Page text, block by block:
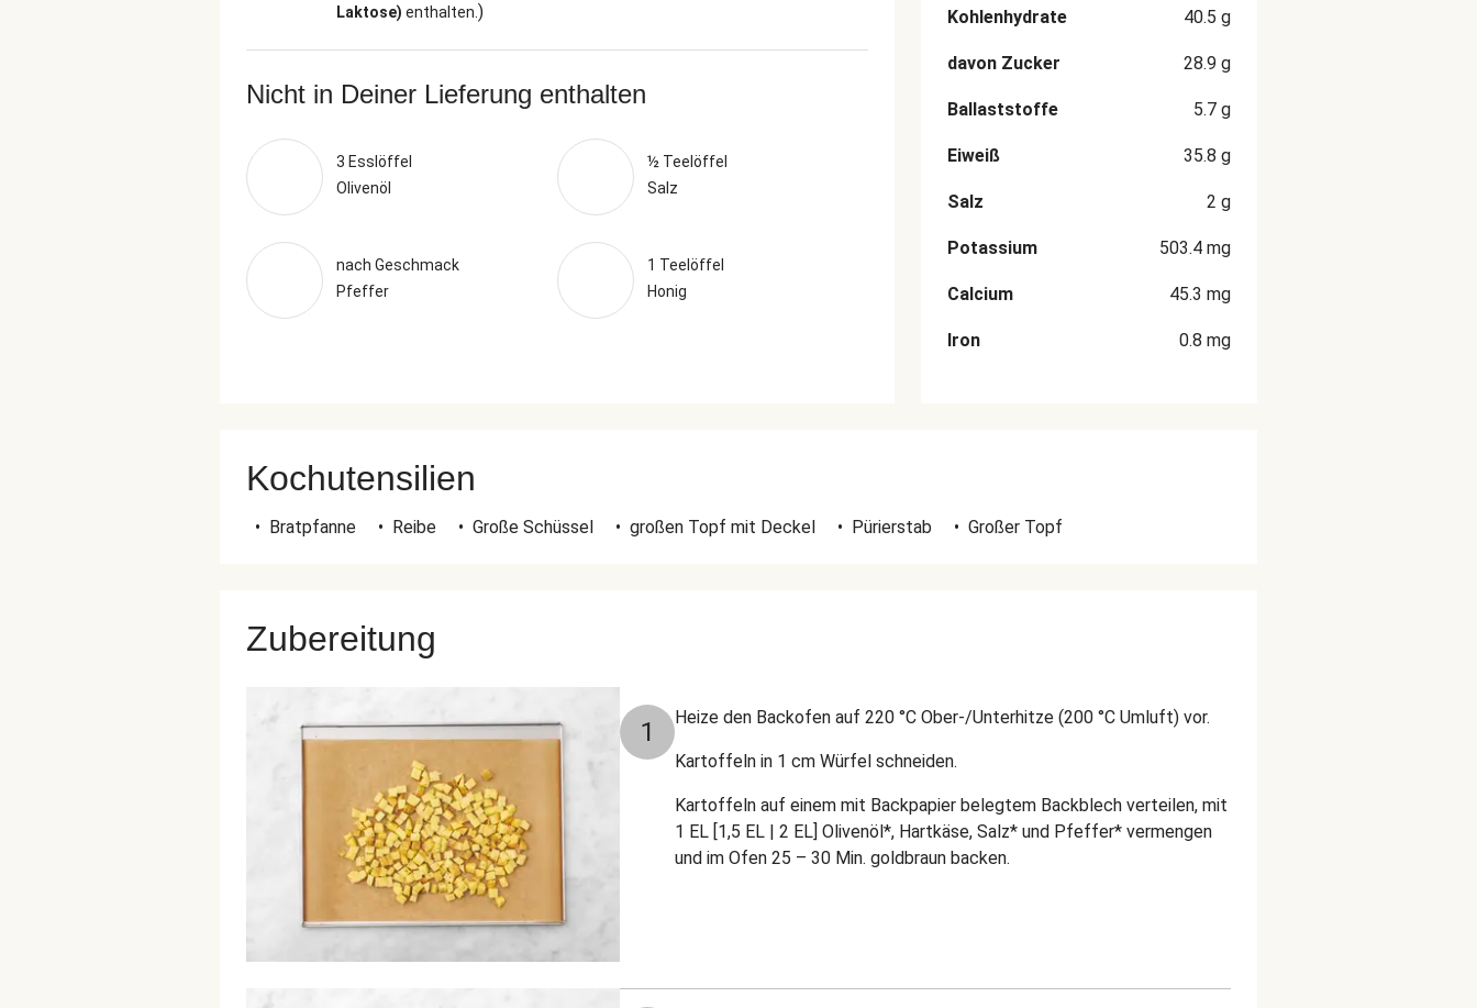
Laktose) enthalten. )
Nicht in Deiner Lieferung enthalten
3 Esslöffel
Olivenöl
½ Teelöffel
Salz
nach Geschmack
Pfeffer
1 Teelöffel
Honig
Kohlenhydrate 40.5 g
davon Zucker 28.9 g
Ballaststoffe 5.7 g
Eiweiß 35.8 g
Salz 2 g
Potassium 503.4 mg
Calcium 45.3 mg
Iron 0.8 mg
Kochutensilien
• Bratpfanne • Reibe • Große Schüssel • großen Topf mit Deckel • Pürierstab • Großer Topf
Zubereitung
1 Heize den Backofen auf 220 °C Ober-/Unterhitze (200 °C Umluft) vor.
Kartoffeln in 1 cm Würfel schneiden.
Kartoffeln auf einem mit Backpapier belegtem Backblech verteilen, mit
1 EL [1,5 EL | 2 EL] Olivenöl*, Hartkäse, Salz* und Pfeffer* vermengen
und im Ofen 25 – 30 Min. goldbraun backen.